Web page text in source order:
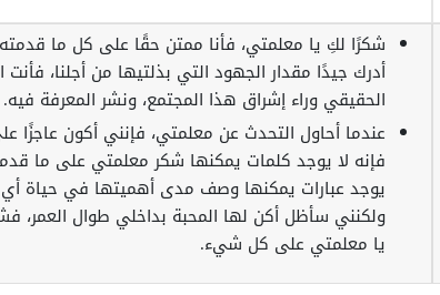
شكرًا لكِ يا معلمتي، فأنا ممتن حقًا على كل ما قدمته
أدرك جيدًا مقدار الجهود التي بذلتيها من أجلنا، فأنت
الحقيقي وراء إشراق هذا المجتمع، ونشر المعرفة فيه.
عندما أحاول التحدث عن معلمتي، فإنني أكون عاجزًا
فإنه لا يوجد كلمات يمكنها شكر معلمتي على ما
يوجد عبارات يمكنها وصف مدى أهميتها في حياة
ولكنني سأظل أكن لها المحبة بداخلي طوال العمر،
يا معلمتي على كل شيء.